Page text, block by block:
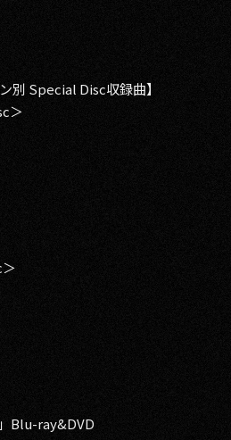
別 Special Disc収録曲】
＞
Blu-ray&DVD